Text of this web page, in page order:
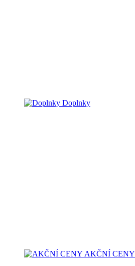
Doplnky
AKČNÍ CENY